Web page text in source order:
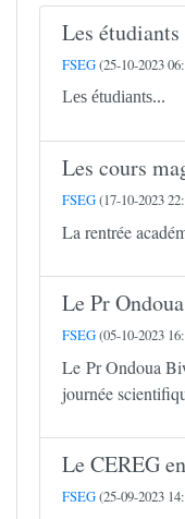
Les
FSEG(25-10-2023
Les étudiants...
Les cours
FSEG(17-10-2023
La rentrée
Le Pr
FSEG(05-10-2023
Le Pr Ondoua
journée
Le CEREG
FSEG(25-09-2023